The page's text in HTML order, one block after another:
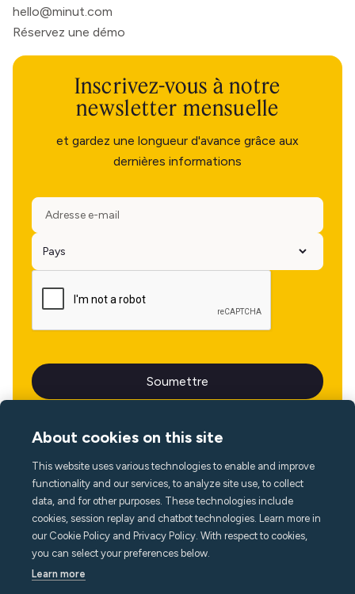
hello@minut.com
Réservez une démo
Inscrivez-vous à notre
newsletter mensuelle
et gardez une longueur d'avance grâce aux
dernières informations
Langue
About cookies on this site
This website uses various technologies to enable and improve
functionality and our services, to analyze site use, to collect
data, and for other purposes. These technologies include
cookies, session replay and chatbot technologies. Learn more in
our Cookie Policy and Privacy Policy. With respect to cookies,
you can select your preferences below.
Learn more